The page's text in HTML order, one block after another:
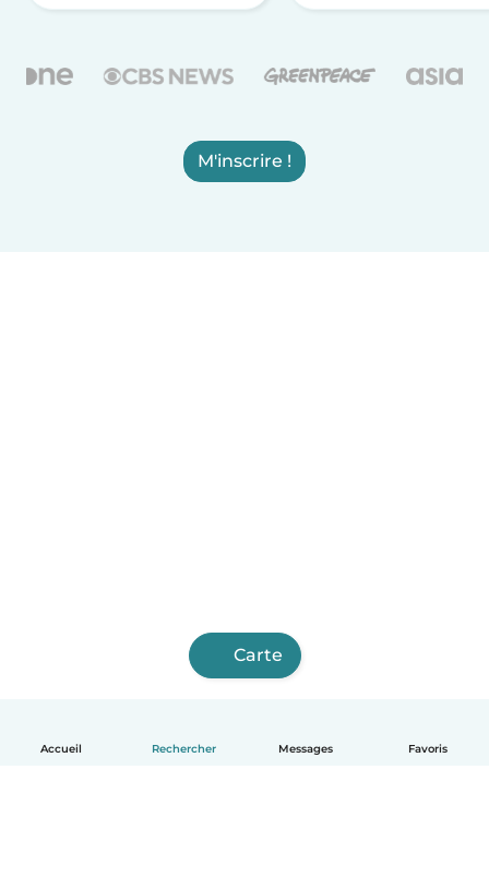
Accueil Rechercher Messages Favoris
M'inscrire !
Carte